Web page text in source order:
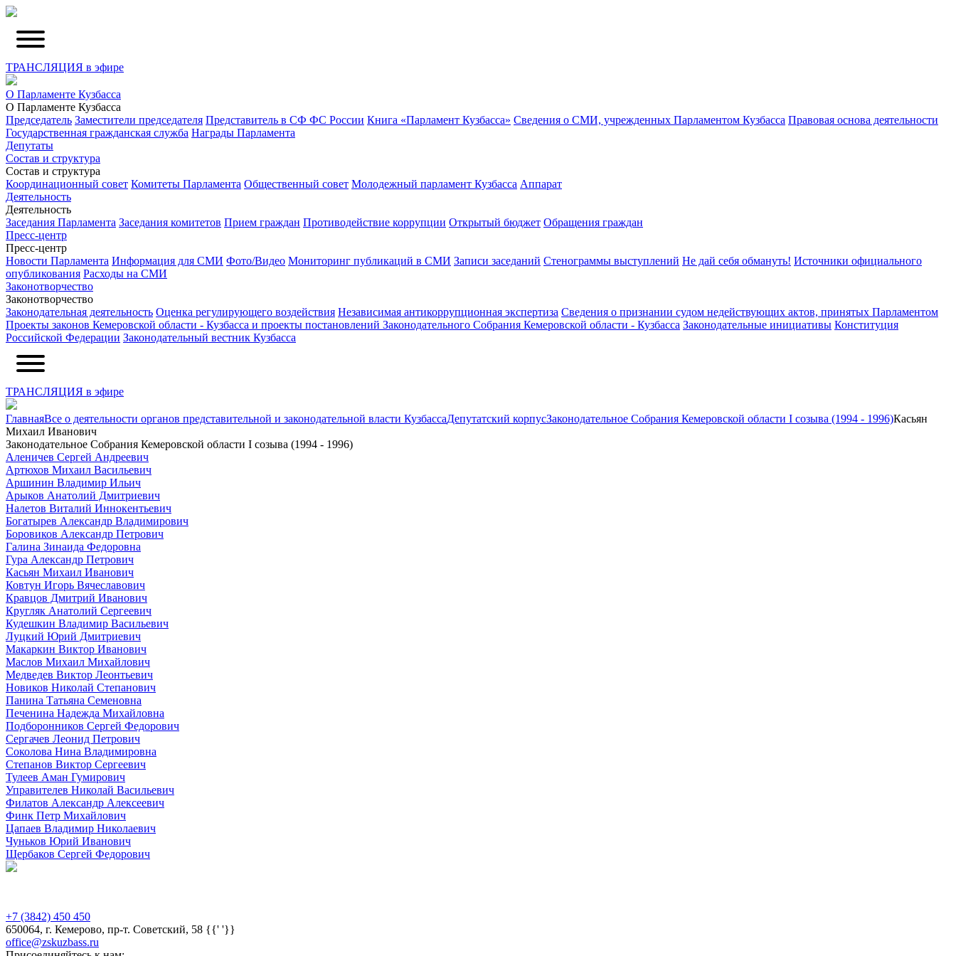
ТРАНСЛЯЦИЯ в эфире
О Парламенте Кузбасса
О Парламенте Кузбасса
Председатель Заместители председателя Представитель в СФ ФС России Книга «Парламент Кузбасса» Сведения о СМИ, учрежденных Парламентом Кузбасса Правовая основа деятельности
Государственная гражданская служба Награды Парламента
Депутаты
Состав и структура
Состав и структура
Координационный совет Комитеты Парламента Общественный совет Молодежный парламент Кузбасса Аппарат
Деятельность
Деятельность
Заседания Парламента Заседания комитетов Прием граждан Противодействие коррупции Открытый бюджет Обращения граждан
Пресс-центр
Пресс-центр
Новости Парламента Информация для СМИ Фото/Видео Мониторинг публикаций в СМИ Записи заседаний Стенограммы выступлений Не дай себя обмануть! Источники официального
опубликования Расходы на СМИ
Законотворчество
Законотворчество
Законодательная деятельность Оценка регулирующего воздействия Независимая антикоррупционная экспертиза Сведения о признании судом недействующих актов, принятых Парламентом
Проекты законов Кемеровской области - Кузбасса и проекты постановлений Законодательного Собрания Кемеровской области - Кузбасса Законодательные инициативы Конституция
Российской Федерации Законодательный вестник Кузбасса
ТРАНСЛЯЦИЯ в эфире
ГлавнаяВсе о деятельности органов представительной и законодательной власти КузбассаДепутатский корпусЗаконодательное Собрания Кемеровской области I созыва (1994 - 1996)Касьян
Михаил Иванович
Законодательное Собрания Кемеровской области I созыва (1994 - 1996)
Аленичев Сергей Андреевич
Артюхов Михаил Васильевич
Аршинин Владимир Ильич
Арыков Анатолий Дмитриевич
Налетов Виталий Иннокентьевич
Богатырев Александр Владимирович
Боровиков Александр Петрович
Галина Зинаида Федоровна
Гура Александр Петрович
Касьян Михаил Иванович
Ковтун Игорь Вячеславович
Кравцов Дмитрий Иванович
Кругляк Анатолий Сергеевич
Кудешкин Владимир Васильевич
Луцкий Юрий Дмитриевич
Макаркин Виктор Иванович
Маслов Михаил Михайлович
Медведев Виктор Леонтьевич
Новиков Николай Степанович
Панина Татьяна Семеновна
Печенина Надежда Михайловна
Подборонников Сергей Федорович
Сергачев Леонид Петрович
Соколова Нина Владимировна
Степанов Виктор Сергеевич
Тулеев Аман Гумирович
Управителев Николай Васильевич
Филатов Александр Алексеевич
Финк Петр Михайлович
Цапаев Владимир Николаевич
Чуньков Юрий Иванович
Щербаков Сергей Федорович
+7 (3842) 450 450
650064, г. Кемерово, пр-т. Советский, 58 {{' '}}
office@zskuzbass.ru